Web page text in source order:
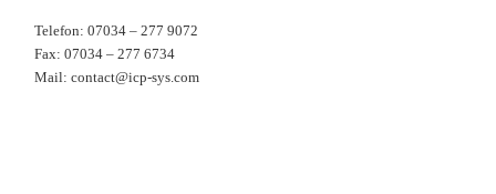
Telefon: 07034 – 277 9072
Fax: 07034 – 277 6734
Mail: contact@icp-sys.com